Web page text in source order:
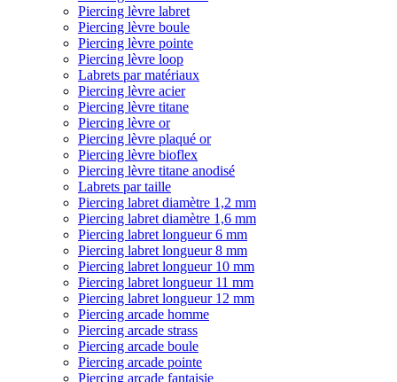
Piercing lèvre labret
Piercing lèvre boule
Piercing lèvre pointe
Piercing lèvre loop
Labrets par matériaux
Piercing lèvre acier
Piercing lèvre titane
Piercing lèvre or
Piercing lèvre plaqué or
Piercing lèvre bioflex
Piercing lèvre titane anodisé
Labrets par taille
Piercing labret diamètre 1,2 mm
Piercing labret diamètre 1,6 mm
Piercing labret longueur 6 mm
Piercing labret longueur 8 mm
Piercing labret longueur 10 mm
Piercing labret longueur 11 mm
Piercing labret longueur 12 mm
Piercing arcade homme
Piercing arcade strass
Piercing arcade boule
Piercing arcade pointe
Piercing arcade fantaisie